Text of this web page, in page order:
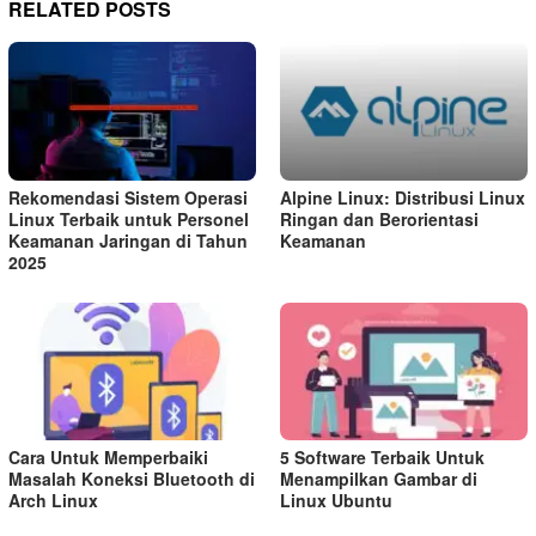
RELATED POSTS
Rekomendasi Sistem Operasi
Linux Terbaik untuk Personel
Keamanan Jaringan di Tahun
2025
Alpine Linux: Distribusi Linux
Ringan dan Berorientasi
Keamanan
Cara Untuk Memperbaiki
Masalah Koneksi Bluetooth di
Arch Linux
5 Software Terbaik Untuk
Menampilkan Gambar di
Linux Ubuntu